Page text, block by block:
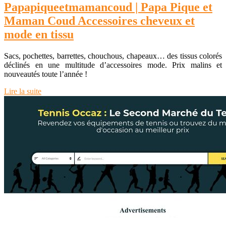
Papapiqueet­ma­man­coud | Papa Pique et
Maman Coud Accessoires cheveux et
mode en tissu
Sacs, pochettes, barrettes, chouchous, chapeaux… des tissus colorés
déclinés en une multitude d’accessoires mode. Prix malins et
nouveautés toute l’année !
Lire la suite